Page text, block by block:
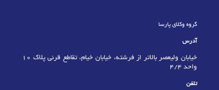
گروه وکلای پارسا
آدرس
خیابان ولیعصر بالاتر از فرشته، خیابان خیام، تقاطع قرنی پلاک 10
واحد 4/4
تلفن